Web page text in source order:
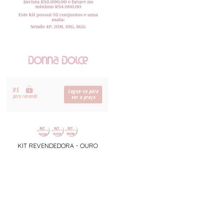
R$
para revenda
Logue-se para
ver o preço
KIT REVENDEDORA - OURO